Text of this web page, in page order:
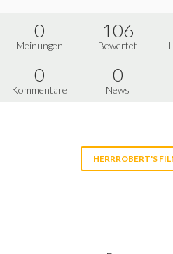
0
Meinungen
106
Bewertet
0
Kommentare
0
News
HERRROBERT'S